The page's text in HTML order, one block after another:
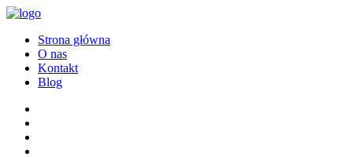
Strona główna
O nas
Kontakt
Blog